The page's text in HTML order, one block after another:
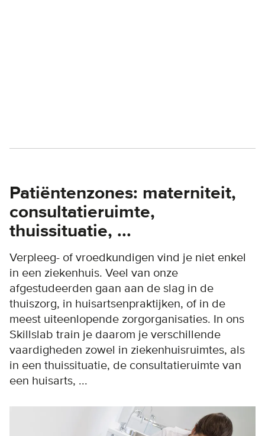
Patiëntenzones: materniteit,
consultatieruimte,
thuissituatie, ...
Verpleeg- of vroedkundigen vind je niet enkel
in een ziekenhuis. Veel van onze
afgestudeerden gaan aan de slag in de
thuiszorg, in huisartsenpraktijken, of in de
meest uiteenlopende zorgorganisaties. In ons
Skillslab train je daarom je verschillende
vaardigheden zowel in ziekenhuisruimtes, als
in een thuissituatie, de consultatieruimte van
een huisarts, ...